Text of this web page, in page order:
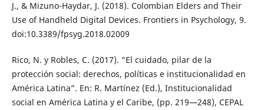
J., & Mizuno-Haydar, J. (2018). Colombian Elders and Their
Use of Handheld Digital Devices. Frontiers in Psychology, 9.
doi:10.3389/fpsyg.2018.02009
Rico, N. y Robles, C. (2017). “El cuidado, pilar de la
protección social: derechos, políticas e institucionalidad en
América Latina”. En: R. Martínez (Ed.), Institucionalidad
social en América Latina y el Caribe, (pp. 219—248), CEPAL